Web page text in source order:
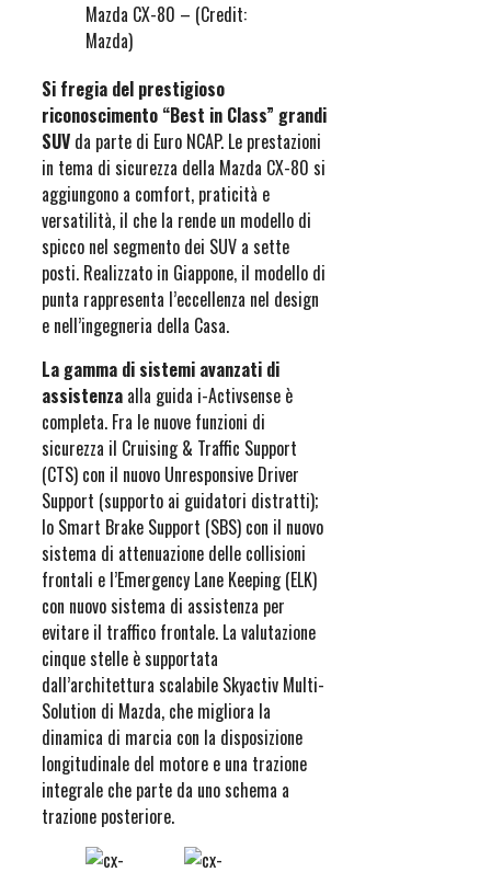
Mazda CX-80 – (Credit:
Mazda)
Si fregia del prestigioso
riconoscimento “Best in Class” grandi
SUV da parte di Euro NCAP. Le prestazioni
in tema di sicurezza della Mazda CX-80 si
aggiungono a comfort, praticità e
versatilità, il che la rende un modello di
spicco nel segmento dei SUV a sette
posti. Realizzato in Giappone, il modello di
punta rappresenta l’eccellenza nel design
e nell’ingegneria della Casa.
La gamma di sistemi avanzati di
assistenza alla guida i-Activsense è
completa. Fra le nuove funzioni di
sicurezza il Cruising & Traffic Support
(CTS) con il nuovo Unresponsive Driver
Support (supporto ai guidatori distratti);
lo Smart Brake Support (SBS) con il nuovo
sistema di attenuazione delle collisioni
frontali e l’Emergency Lane Keeping (ELK)
con nuovo sistema di assistenza per
evitare il traffico frontale. La valutazione
cinque stelle è supportata
dall’architettura scalabile Skyactiv Multi-
Solution di Mazda, che migliora la
dinamica di marcia con la disposizione
longitudinale del motore e una trazione
integrale che parte da uno schema a
trazione posteriore.